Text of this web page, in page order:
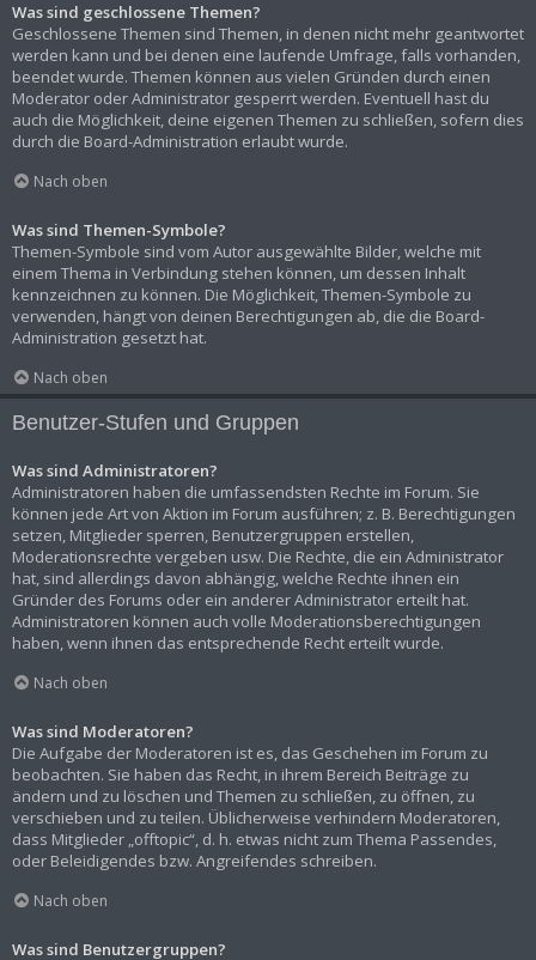
Was sind geschlossene Themen?
Geschlossene Themen sind Themen, in denen nicht mehr geantwortet
werden kann und bei denen eine laufende Umfrage, falls vorhanden,
beendet wurde. Themen können aus vielen Gründen durch einen
Moderator oder Administrator gesperrt werden. Eventuell hast du
auch die Möglichkeit, deine eigenen Themen zu schließen, sofern dies
durch die Board-Administration erlaubt wurde.
Nach oben
Was sind Themen-Symbole?
Themen-Symbole sind vom Autor ausgewählte Bilder, welche mit
einem Thema in Verbindung stehen können, um dessen Inhalt
kennzeichnen zu können. Die Möglichkeit, Themen-Symbole zu
verwenden, hängt von deinen Berechtigungen ab, die die Board-
Administration gesetzt hat.
Nach oben
Benutzer-Stufen und Gruppen
Was sind Administratoren?
Administratoren haben die umfassendsten Rechte im Forum. Sie
können jede Art von Aktion im Forum ausführen; z. B. Berechtigungen
setzen, Mitglieder sperren, Benutzergruppen erstellen,
Moderationsrechte vergeben usw. Die Rechte, die ein Administrator
hat, sind allerdings davon abhängig, welche Rechte ihnen ein
Gründer des Forums oder ein anderer Administrator erteilt hat.
Administratoren können auch volle Moderationsberechtigungen
haben, wenn ihnen das entsprechende Recht erteilt wurde.
Nach oben
Was sind Moderatoren?
Die Aufgabe der Moderatoren ist es, das Geschehen im Forum zu
beobachten. Sie haben das Recht, in ihrem Bereich Beiträge zu
ändern und zu löschen und Themen zu schließen, zu öffnen, zu
verschieben und zu teilen. Üblicherweise verhindern Moderatoren,
dass Mitglieder „offtopic“, d. h. etwas nicht zum Thema Passendes,
oder Beleidigendes bzw. Angreifendes schreiben.
Nach oben
Was sind Benutzergruppen?